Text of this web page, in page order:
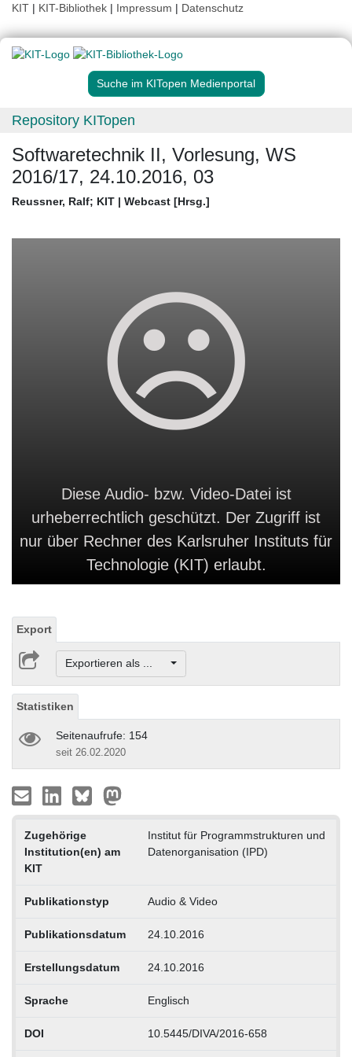
KIT | KIT-Bibliothek | Impressum | Datenschutz
Suche im KITopen Medienportal
Repository KITopen
Softwaretechnik II, Vorlesung, WS
2016/17, 24.10.2016, 03
Reussner, Ralf; KIT | Webcast [Hrsg.]
Diese Audio- bzw. Video-Datei ist
urheberrechtlich geschützt. Der Zugriff ist
nur über Rechner des Karlsruher Instituts für
Technologie (KIT) erlaubt.
Export
Exportieren als ...
Statistiken
Seitenaufrufe: 154
seit 26.02.2020
Zugehörige
Institution(en) am
KIT
Institut für Programmstrukturen und
Datenorganisation (IPD)
Publikationstyp Audio & Video
Publikationsdatum 24.10.2016
Erstellungsdatum 24.10.2016
Sprache Englisch
DOI 10.5445/DIVA/2016-658